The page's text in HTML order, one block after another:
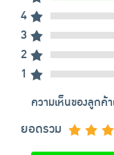
4
3
2
1
ความเห็นของลูกค้
ยอดรวม